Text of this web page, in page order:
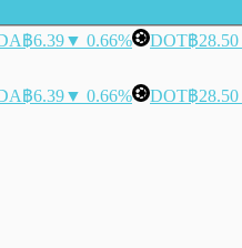
฿6.39▼ 0.66% DOT฿28.50
฿6.39▼ 0.66% DOT฿28.50